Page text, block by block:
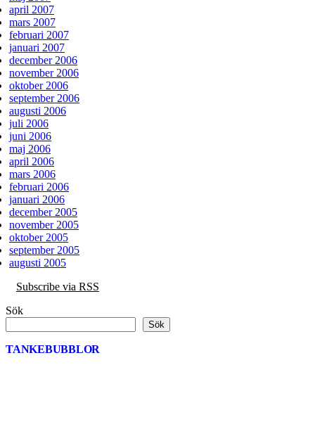
april 2007
mars 2007
februari 2007
januari 2007
december 2006
november 2006
oktober 2006
september 2006
augusti 2006
juli 2006
juni 2006
maj 2006
april 2006
mars 2006
februari 2006
januari 2006
december 2005
november 2005
oktober 2005
september 2005
augusti 2005
Subscribe via RSS
Sök
Sök
TANKEBUBBLOR